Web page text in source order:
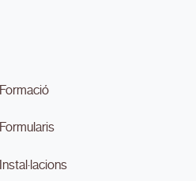
Formació
Formularis
Instal·lacions